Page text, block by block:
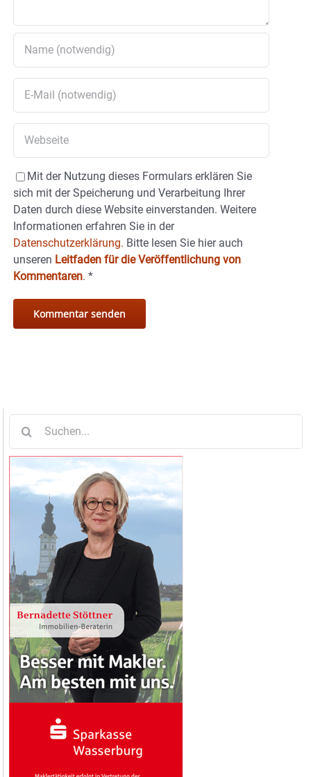
Mit der Nutzung dieses Formulars erklären Sie
sich mit der Speicherung und Verarbeitung Ihrer
Daten durch diese Website einverstanden. Weitere
Informationen erfahren Sie in der
Datenschutzerklärung. Bitte lesen Sie hier auch
unseren Leitfaden für die Veröffentlichung von
Kommentaren. *
nach: